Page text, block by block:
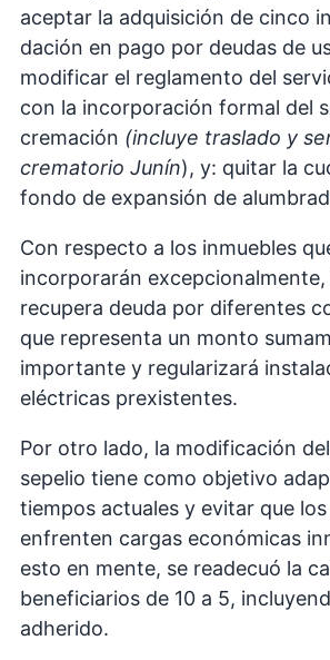
aceptar la adquisición de cinco
dación en pago por deudas de
modificar el reglamento del
con la incorporación formal del
cremación (incluye traslado y
crematorio Junín), y: quitar la
fondo de expansión de
Con respecto a los inmuebles
incorporarán
recupera deuda por diferentes
que representa un monto
importante y regularizará
eléctricas prexistentes.
Por otro lado, la modificación
sepelio tiene como objetivo
tiempos actuales y evitar que
enfrenten cargas económicas
esto en mente, se readecuó la
beneficiarios de 10 a 5,
adherido.